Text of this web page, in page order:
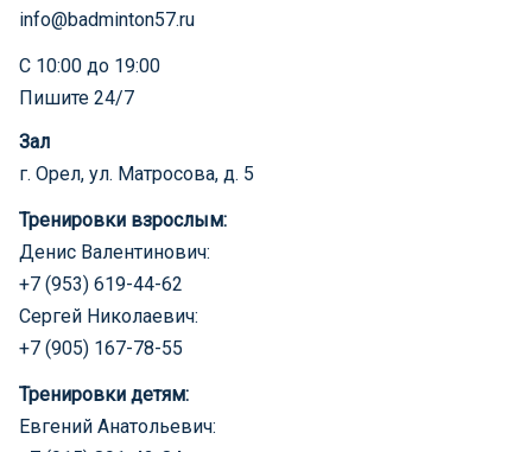
info@badminton57.ru
С 10:00 до 19:00
Пишите 24/7
Зал
г. Орел, ул. Матросова, д. 5
Тренировки взрослым:
Денис Валентинович:
+7 (953) 619-44-62
Сергей Николаевич:
+7 (905) 167-78-55
Тренировки детям:
Евгений Анатольевич: